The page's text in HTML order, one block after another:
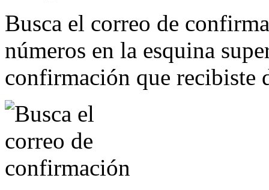
Busca el correo de
números en la esquina
confirmación que recibiste